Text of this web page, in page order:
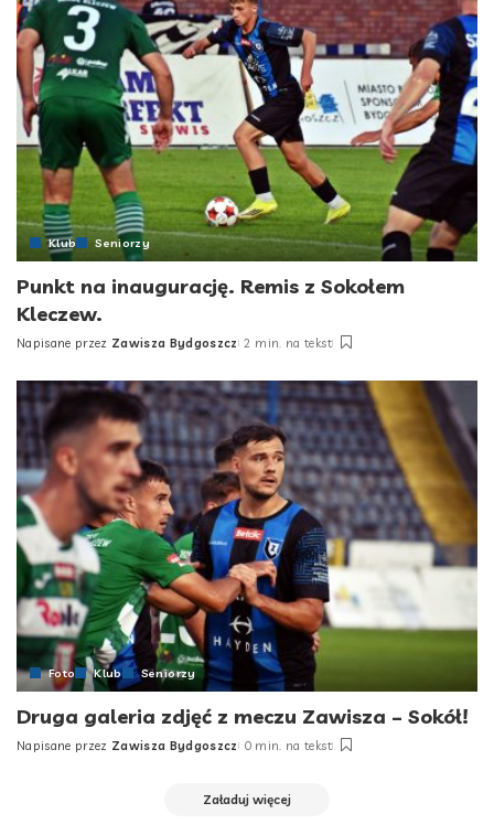
Klub Seniorzy
Punkt na inaugurację. Remis z Sokołem
Kleczew.
Posted
Napisane przez Zawisza Bydgoszcz 2 min. na tekst
Foto Klub Seniorzy
Druga galeria zdjęć z meczu Zawisza – Sokół!
Posted
Napisane przez Zawisza Bydgoszcz 0 min. na tekst
Załaduj więcej